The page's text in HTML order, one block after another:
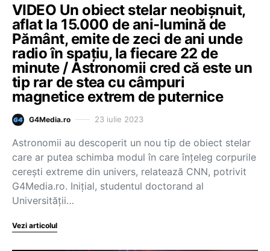
VIDEO Un obiect stelar neobișnuit,
aflat la 15.000 de ani-lumină de
Pământ, emite de zeci de ani unde
radio în spațiu, la fiecare 22 de
minute / Astronomii cred că este un
tip rar de stea cu câmpuri
magnetice extrem de puternice
G4Media.ro 23 iulie 2023
Astronomii au descoperit un nou tip de obiect stelar
care ar putea schimba modul în care înțeleg corpurile
cerești extreme din univers, relatează CNN, potrivit
G4Media.ro. Inițial, studentul doctorand al
Universității…
Vezi articolul